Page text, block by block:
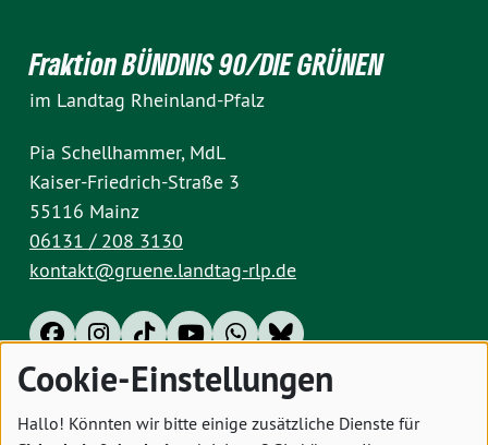
Fraktion BÜNDNIS 90/DIE GRÜNEN
im Landtag Rheinland-Pfalz
Pia Schellhammer, MdL
Kaiser-Friedrich-Straße 3
55116 Mainz
06131 / 208 3130
kontakt@gruene.landtag-rlp.de
Impressum Datenschutz Cookies
Cookie-Einstellungen
Hallo! Könnten wir bitte einige zusätzliche Dienste für